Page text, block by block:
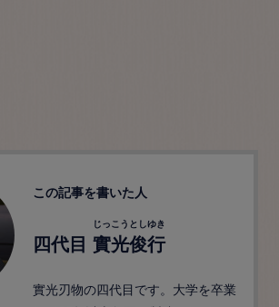
この記事を書いた人
四代目 實光俊行
じっこうとしゆき
實光刃物の四代目です。大学を卒業